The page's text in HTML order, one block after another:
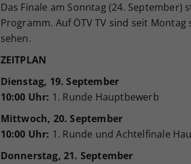
Das Finale am Sonntag (24. September)
Programm. Auf ÖTV TV sind seit
sehen.
ZEITPLAN
Dienstag, 19. September
10:00 Uhr: 1. Runde Hauptbewerb
Mittwoch, 20. September
10:00 Uhr: 1. Runde und Achtelfinale
Donnerstag, 21. September